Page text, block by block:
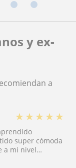
y ex-
a
★ ★ ★ ★ ★
super cómoda
a mi nivel
para que